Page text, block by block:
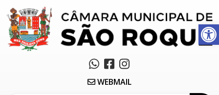
Abrir a barra de ferramentas
WEBMAIL